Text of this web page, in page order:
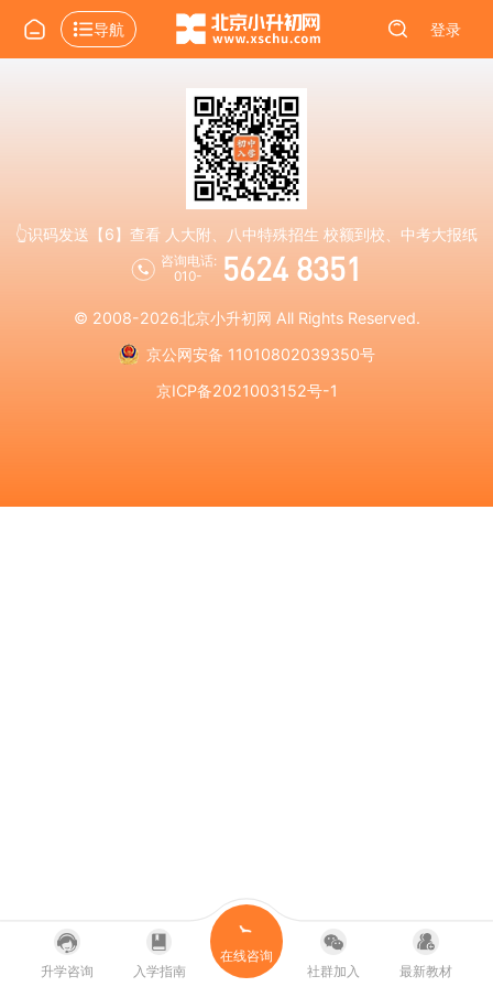
导航 登录
👆识码发送【6】查看 人大附、八中特殊招生 校额到校、中考大报纸
咨询电话:
010-
5624 8351
© 2008-2026北京小升初网 All Rights Reserved.
京公网安备 11010802039350号
京ICP备2021003152号-1
升学咨询 入学指南
在线咨询
社群加入
最新教材